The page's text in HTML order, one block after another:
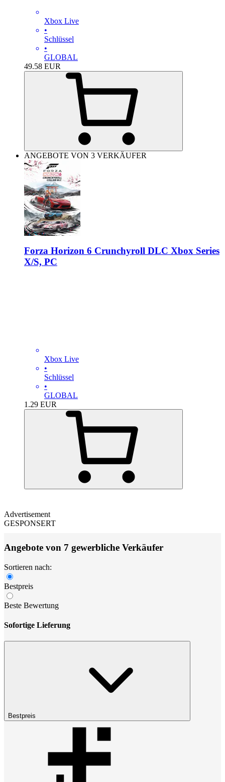
Xbox Live
•
Schlüssel
•
GLOBAL
49.58 EUR
ANGEBOTE VON 3 VERKÄUFER
Forza Horizon 6 Crunchyroll DLC Xbox Series
X/S, PC
Xbox Live
•
Schlüssel
•
GLOBAL
1.29 EUR
Advertisement
GESPONSERT
Angebote von 7 gewerbliche Verkäufer
Sortieren nach:
Bestpreis
Beste Bewertung
Sofortige Lieferung
Bestpreis